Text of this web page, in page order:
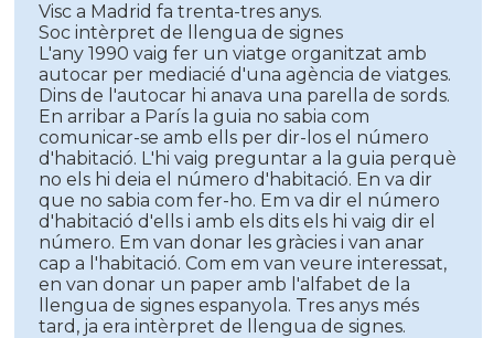
Visc a Madrid fa trenta-tres anys.
Soc intèrpret de llengua de signes
L'any 1990 vaig fer un viatge organitzat amb
autocar per mediacié d'una agència de viatges.
Dins de l'autocar hi anava una parella de sords.
En arribar a París la guia no sabia com
comunicar-se amb ells per dir-los el número
d'habitació. L'hi vaig preguntar a la guia perquè
no els hi deia el número d'habitació. En va dir
que no sabia com fer-ho. Em va dir el número
d'habitació d'ells i amb els dits els hi vaig dir el
número. Em van donar les gràcies i van anar
cap a l'habitació. Com em van veure interessat,
en van donar un paper amb l'alfabet de la
llengua de signes espanyola. Tres anys més
tard, ja era intèrpret de llengua de signes.